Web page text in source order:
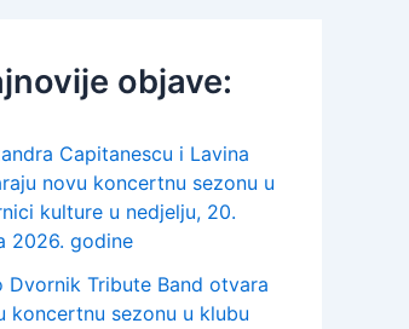
objave:
Capitanescu i Lavina
novu koncertnu sezonu u
kulture u nedjelju, 20.
2026. godine
Dvornik Tribute Band otvara
koncertnu sezonu u klubu